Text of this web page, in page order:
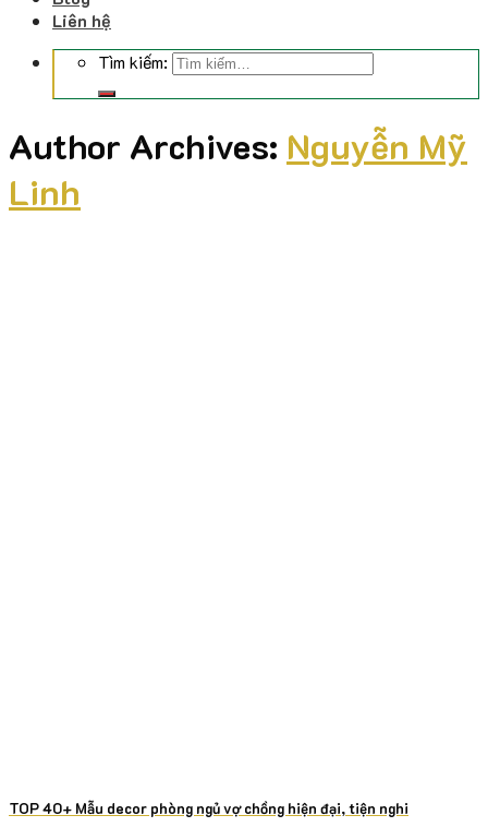
Liên hệ
Tìm kiếm:
Author Archives: Nguyễn Mỹ
Linh
TOP 40+ Mẫu decor phòng ngủ vợ chồng hiện đại, tiện nghi